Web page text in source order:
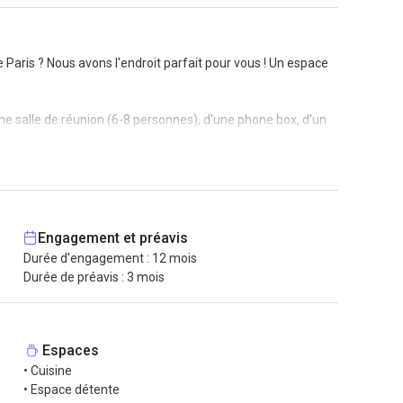
? Nous avons l'endroit parfait pour vous ! Un espace
salle de réunion (6-8 personnes), d'une phone box, d'un
de travail productives.
plusieurs lignes de bus sont disponibles, offrant une
ses espaces verts. Profitez d'un quartier vivant où la
nouveau lieu de travail inspirant !
Engagement et préavis
Durée d'engagement : 12 mois
Durée de préavis : 3 mois
Espaces
• Cuisine
• Espace détente